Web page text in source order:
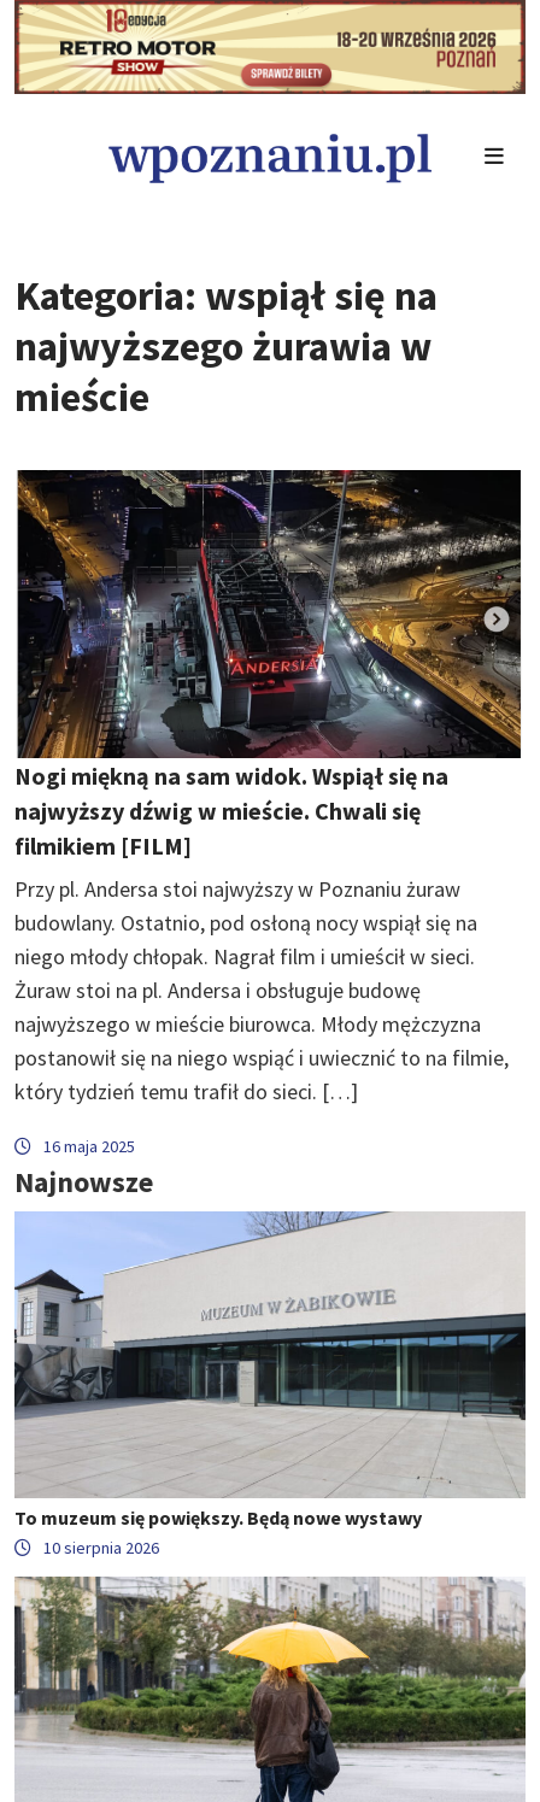
Kategoria: wspiął się na
najwyższego żurawia w
mieście
Nogi miękną na sam widok. Wspiął się na
najwyższy dźwig w mieście. Chwali się
filmikiem [FILM]
Przy pl. Andersa stoi najwyższy w Poznaniu żuraw
budowlany. Ostatnio, pod osłoną nocy wspiął się na
niego młody chłopak. Nagrał film i umieścił w sieci.
Żuraw stoi na pl. Andersa i obsługuje budowę
najwyższego w mieście biurowca. Młody mężczyzna
postanowił się na niego wspiąć i uwiecznić to na filmie,
który tydzień temu trafił do sieci. […]
16 maja 2025
Najnowsze
To muzeum się powiększy. Będą nowe wystawy
10 sierpnia 2026